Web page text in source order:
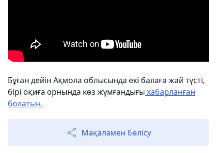
Бұған дейін Ақмола облысында екі балаға жай түсті,
бірі оқиға орнында көз жұмғандығы хабарланған
болатын.
Мақаламен бөлісу